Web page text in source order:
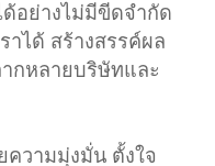
อย่างไม่มีขีดจำกัด
าได้ สร้างสรรค์ผล
กหลายบริษัทและ
ความมุ่งมั่น ตั้งใจ